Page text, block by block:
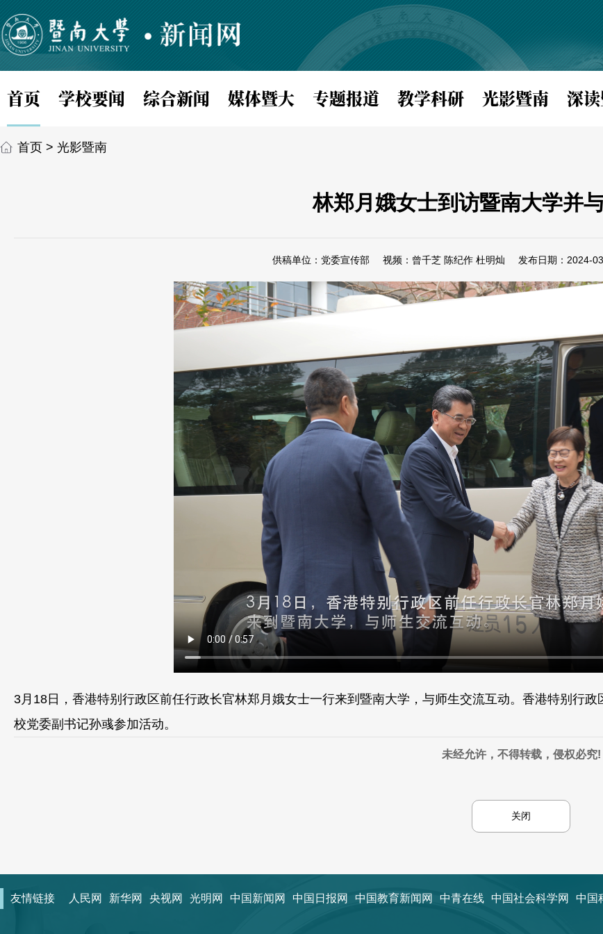
首页 学校要闻 综合新闻 媒体暨大 专题报道 教学科研 光影暨南 深
首页 > 光影暨南
林郑月娥女士到访暨南大学并
供稿单位：党委宣传部 视频：曾千芝 陈纪作 杜明灿 发布日期：2024-
3月18日，香港特别行政区前任行政长官林郑月娥女士一行来到暨南大学，与师生交流互动。香港特别行
校党委副书记孙彧参加活动。
未经允许，不得转载，侵权必究!
关闭
友情链接 人民网 新华网 央视网 光明网 中国新闻网 中国日报网 中国教育新闻网 中青在线 中国社会科学网 中国